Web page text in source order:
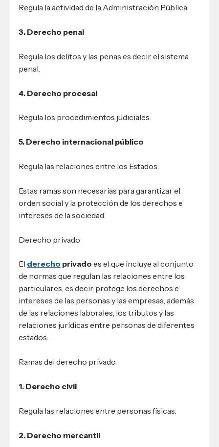
Regula la actividad de la Administración Pública.
3. Derecho penal
Regula los delitos y las penas es decir, el sistema
penal.
4. Derecho procesal
Regula los procedimientos judiciales.
5. Derecho internacional público
Regula las relaciones entre los Estados.
Estas ramas son necesarias para garantizar el
orden social y la protección de los derechos e
intereses de la sociedad.
Derecho privado
El derecho privado es el que incluye al conjunto
de normas que regulan las relaciones entre los
particulares, es decir, protege los derechos e
intereses de las personas y las empresas, además
de las relaciones laborales, los tributos y las
relaciones jurídicas entre personas de diferentes
estados.
Ramas del derecho privado
1. Derecho civil
Regula las relaciones entre personas físicas.
2. Derecho mercantil